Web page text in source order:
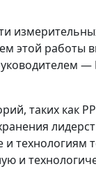
этой работы
таких как
технологиям
и